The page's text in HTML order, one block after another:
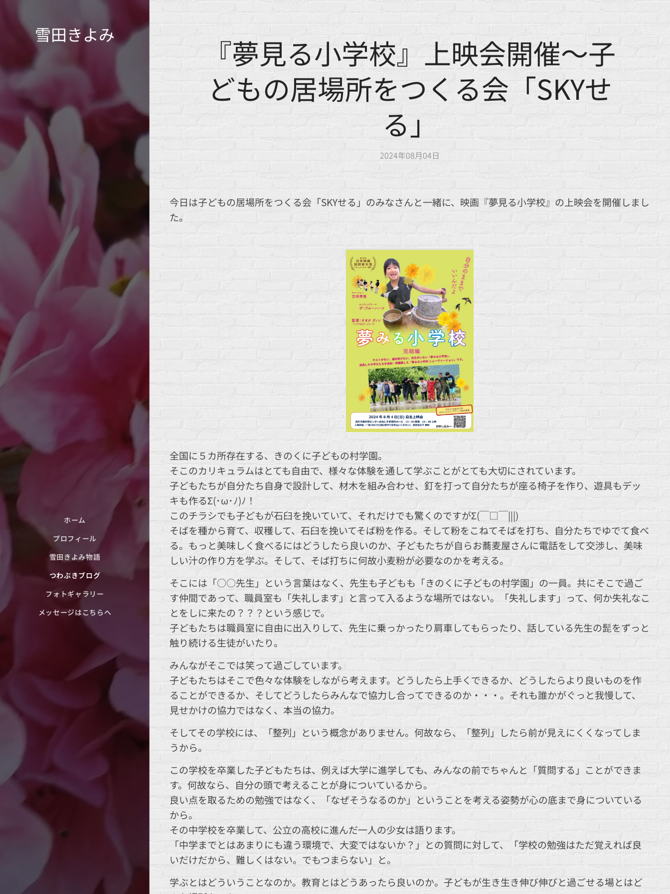
雪田きよみ
ホーム
プロフィール
雪田きよみ物語
つわぶきブログ
フォトギャラリー
メッセージはこちらへ
『夢見る小学校』上映会開催～子
どもの居場所をつくる会「SKYせ
る」
2024年08月04日
今日は子どもの居場所をつくる会「SKYせる」のみなさんと一緒に、映画『夢見る小学校』の上映会を開催しまし
た。
全国に５カ所存在する、きのくに子どもの村学園。
そこのカリキュラムはとても自由で、様々な体験を通して学ぶことがとても大切にされています。
子どもたちが自分たち自身で設計して、材木を組み合わせ、釘を打って自分たちが座る椅子を作り、遊具もデッ
キも作るΣ(･ω･ﾉ)ﾉ！
このチラシでも子どもが石臼を挽いていて、それだけでも驚くのですがΣ(￣□￣|||)
そばを種から育て、収穫して、石臼を挽いてそば粉を作る。そして粉をこねてそばを打ち、自分たちでゆでて食べ
る。もっと美味しく食べるにはどうしたら良いのか、子どもたちが自らお蕎麦屋さんに電話をして交渉し、美味
しい汁の作り方を学ぶ。そして、そば打ちに何故小麦粉が必要なのかを考える。
そこには「○○先生」という言葉はなく、先生も子どもも「きのくに子どもの村学園」の一員。共にそこで過ご
す仲間であって、職員室も「失礼します」と言って入るような場所ではない。「失礼します」って、何か失礼なこ
とをしに来たの？？？という感じで。
子どもたちは職員室に自由に出入りして、先生に乗っかったり肩車してもらったり、話している先生の髭をずっと
触り続ける生徒がいたり。
みんながそこでは笑って過ごしています。
子どもたちはそこで色々な体験をしながら考えます。どうしたら上手くできるか、どうしたらより良いものを作
ることができるか、そしてどうしたらみんなで協力し合ってできるのか・・・。それも誰かがぐっと我慢して、
見せかけの協力ではなく、本当の協力。
そしてその学校には、「整列」という概念がありません。何故なら、「整列」したら前が見えにくくなってしま
うから。
この学校を卒業した子どもたちは、例えば大学に進学しても、みんなの前でちゃんと「質問する」ことができま
す。何故なら、自分の頭で考えることが身についているから。
良い点を取るための勉強ではなく、「なぜそうなるのか」ということを考える姿勢が心の底まで身についている
から。
その中学校を卒業して、公立の高校に進んだ一人の少女は語ります。
「中学までとはあまりにも違う環境で、大変ではないか？」との質問に対して、「学校の勉強はただ覚えれば良
いだけだから、難しくはない。でもつまらない」と。
学ぶとはどういうことなのか。教育とはどうあったら良いのか。子どもが生き生き伸び伸びと過ごせる場とはど